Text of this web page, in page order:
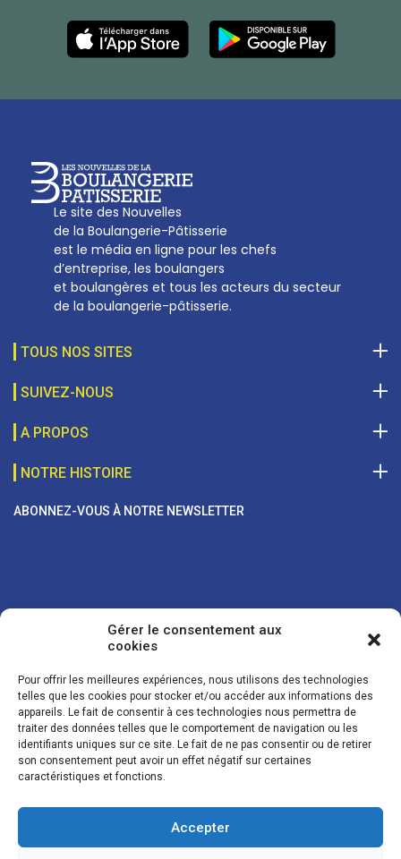
Gérer le consentement aux
cookies
Pour offrir les meilleures expériences, nous utilisons des technologies
telles que les cookies pour stocker et/ou accéder aux informations des
appareils. Le fait de consentir à ces technologies nous permettra de
traiter des données telles que le comportement de navigation ou les
identifiants uniques sur ce site. Le fait de ne pas consentir ou de retirer
son consentement peut avoir un effet négatif sur certaines
caractéristiques et fonctions.
Accepter
Le site des Nouvelles
de la Boulangerie-Pâtisserie
est le média en ligne pour les chefs
d’entreprise, les boulangers
et boulangères et tous les acteurs du secteur
de la boulangerie-pâtisserie.
TOUS NOS SITES
SUIVEZ-NOUS
A PROPOS
Les Nouvelles de la Boulangerie-Pâtisserie Française
27, av d’Eylau - 75782 Paris Cédex 16
01 53 70 16 25
NOTRE HISTOIRE
ABONNEZ-VOUS À NOTRE NEWSLETTER
Vos coordonnées sont uniquement utilisées pour vous envoyer des
lettres d'information sur nos activités. Vous pouvez à tout moment
utiliser le lien de désinscription figurant dans la lettre d'information.
© LES NOUVELLES DE LA BOULANGERIE - Tous droits réservés - Réalisation :
Josh Digital